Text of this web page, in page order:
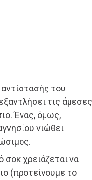
αντίστασής του
τις άμεσες
Ένας, όμως,
νιώθει
σοκ χρειάζεται να
(προτείνουμε το